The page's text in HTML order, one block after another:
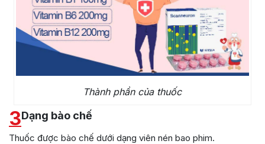
Thành phần của thuốc
3Dạng bào chế
Thuốc được bào chế dưới dạng viên nén bao phim.